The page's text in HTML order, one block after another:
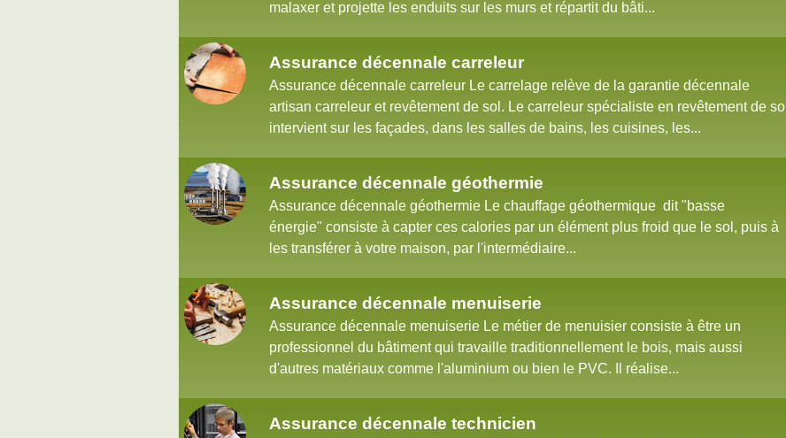
malaxer et projette les enduits sur les murs et répartit du bâti...
Assurance décennale carreleur
Assurance décennale carreleur Le carrelage relève de la garantie décennale
artisan carreleur et revêtement de sol. Le carreleur spécialiste en revêtement de sol
intervient sur les façades, dans les salles de bains, les cuisines, les...
Assurance décennale géothermie
Assurance décennale géothermie Le chauffage géothermique dit "basse
énergie" consiste à capter ces calories par un élément plus froid que le sol, puis à
les transférer à votre maison, par l'intermédiaire...
Assurance décennale menuiserie
Assurance décennale menuiserie Le métier de menuisier consiste à être un
professionnel du bâtiment qui travaille traditionnellement le bois, mais aussi
d'autres matériaux comme l'aluminium ou bien le PVC. Il réalise...
Assurance décennale technicien